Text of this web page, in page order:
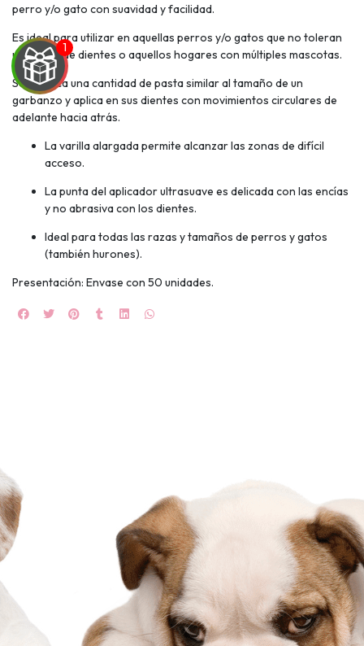
de
perro y/o gato con suavidad y facilidad.
Es ideal para utilizar en aquellas perros y/o gatos que no toleran
un cepillo de dientes o aquellos hogares con múltiples mascotas.
Sólo aplica una cantidad de pasta similar al tamaño de un
garbanzo y aplica en sus dientes con movimientos circulares de
adelante hacia atrás.
La varilla alargada permite alcanzar las zonas de difícil
acceso.
La punta del aplicador ultrasuave es delicada con las encías
y no abrasiva con los dientes.
Ideal para todas las razas y tamaños de perros y gatos
(también hurones).
Presentación: Envase con 50 unidades.